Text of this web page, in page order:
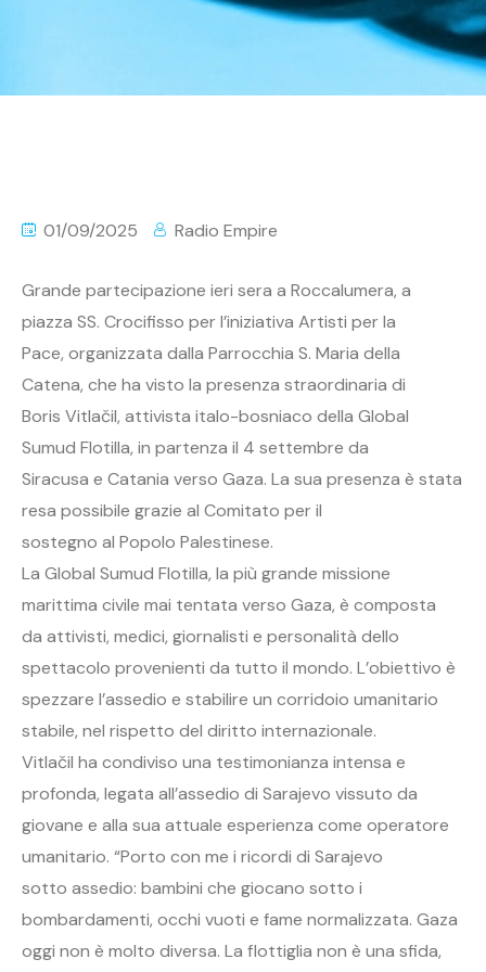
01/09/2025 Radio Empire
Grande partecipazione ieri sera a Roccalumera, a
piazza SS. Crocifisso per l’iniziativa Artisti per la
Pace, organizzata dalla Parrocchia S. Maria della
Catena, che ha visto la presenza straordinaria di
Boris Vitlačil, attivista italo-bosniaco della Global
Sumud Flotilla, in partenza il 4 settembre da
Siracusa e Catania verso Gaza. La sua presenza è stata
resa possibile grazie al Comitato per il
sostegno al Popolo Palestinese.
La Global Sumud Flotilla, la più grande missione
marittima civile mai tentata verso Gaza, è composta
da attivisti, medici, giornalisti e personalità dello
spettacolo provenienti da tutto il mondo. L’obiettivo è
spezzare l’assedio e stabilire un corridoio umanitario
stabile, nel rispetto del diritto internazionale.
Vitlačil ha condiviso una testimonianza intensa e
profonda, legata all’assedio di Sarajevo vissuto da
giovane e alla sua attuale esperienza come operatore
umanitario. “Porto con me i ricordi di Sarajevo
sotto assedio: bambini che giocano sotto i
bombardamenti, occhi vuoti e fame normalizzata. Gaza
oggi non è molto diversa. La flottiglia non è una sfida,